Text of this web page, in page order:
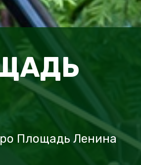
Площадь Ленина